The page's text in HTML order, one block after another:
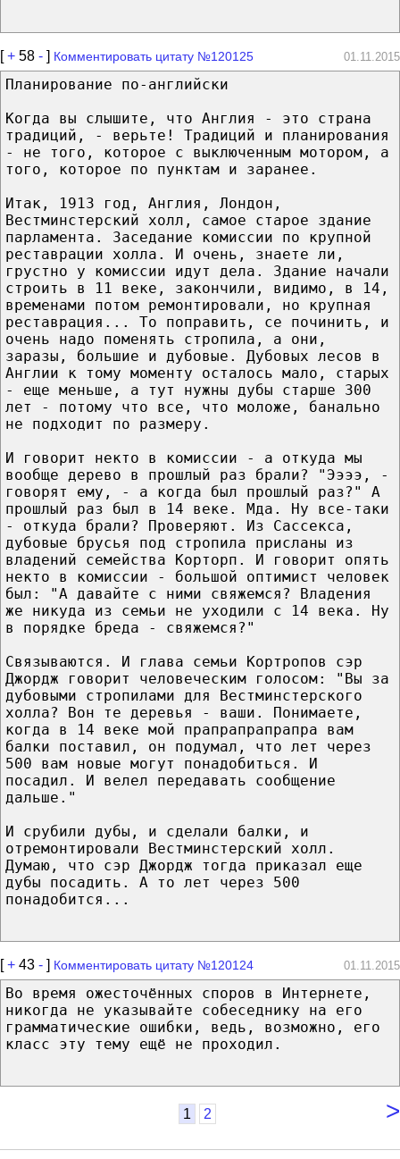
[+ 58 - ] Комментировать цитату №120125 01.11.2015
Планирование по-английски
Когда вы слышите, что Англия - это страна
традиций, - верьте! Традиций и планирования
- не того, которое с выключенным мотором, а
того, которое по пунктам и заранее.
Итак, 1913 год, Англия, Лондон,
Вестминстерский холл, самое старое здание
парламента. Заседание комиссии по крупной
реставрации холла. И очень, знаете ли,
грустно у комиссии идут дела. Здание начали
строить в 11 веке, закончили, видимо, в 14,
временами потом ремонтировали, но крупная
реставрация... То поправить, се починить, и
очень надо поменять стропила, а они,
заразы, большие и дубовые. Дубовых лесов в
Англии к тому моменту осталось мало, старых
- еще меньше, а тут нужны дубы старше 300
лет - потому что все, что моложе, банально
не подходит по размеру.
И говорит некто в комиссии - а откуда мы
вообще дерево в прошлый раз брали? "Ээээ, -
говорят ему, - а когда был прошлый раз?" А
прошлый раз был в 14 веке. Мда. Ну все-таки
- откуда брали? Проверяют. Из Сассекса,
дубовые брусья под стропила присланы из
владений семейства Корторп. И говорит опять
некто в комиссии - большой оптимист человек
был: "А давайте с ними свяжемся? Владения
же никуда из семьи не уходили с 14 века. Ну
в порядке бреда - свяжемся?"
Связываются. И глава семьи Кортропов сэр
Джордж говорит человеческим голосом: "Вы за
дубовыми стропилами для Вестминстерского
холла? Вон те деревья - ваши. Понимаете,
когда в 14 веке мой прапрапрапрапра вам
балки поставил, он подумал, что лет через
500 вам новые могут понадобиться. И
посадил. И велел передавать сообщение
дальше."
И срубили дубы, и сделали балки, и
отремонтировали Вестминстерский холл.
Думаю, что сэр Джордж тогда приказал еще
дубы посадить. А то лет через 500
понадобится...
[+ 43 - ] Комментировать цитату №120124 01.11.2015
Во время ожесточённых споров в Интернете,
никогда не указывайте собеседнику на его
грамматические ошибки, ведь, возможно, его
класс эту тему ещё не проходил.
>
1 2